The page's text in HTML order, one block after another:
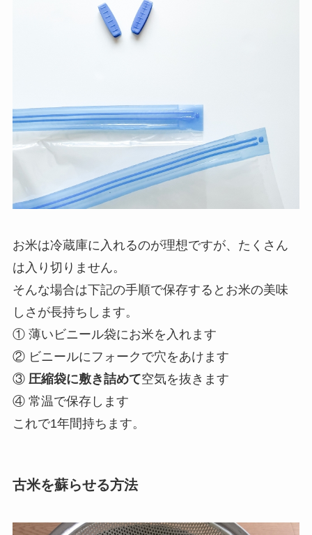
お米は冷蔵庫に入れるのが理想ですが、たくさん
は入り切りません。
そんな場合は下記の手順で保存するとお米の美味
しさが長持ちします。
① 薄いビニール袋にお米を入れます
② ビニールにフォークで穴をあけます
③ 圧縮袋に敷き詰めて空気を抜きます
④ 常温で保存します
これで1年間持ちます。
古米を蘇らせる方法